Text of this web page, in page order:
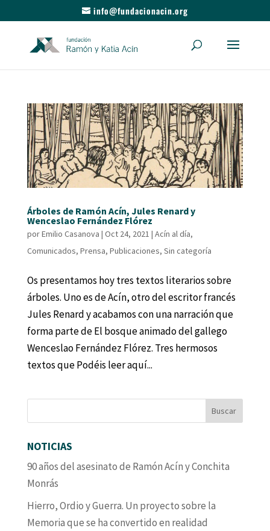
info@fundacionacin.org
Árboles de Ramón Acín, Jules Renard y
Wenceslao Fernández Flórez
porEmilio Casanova | Oct 24, 2021 | Acín al día,
Comunicados, Prensa, Publicaciones, Sin categoría
Os presentamos hoy tres textos literarios sobre
árboles. Uno es de Acín, otro del escritor francés
Jules Renard y acabamos con una narración que
forma parte de El bosque animado del gallego
Wenceslao Fernández Flórez. Tres hermosos
textos que Podéis leer aquí...
NOTICIAS
90 años del asesinato de Ramón Acín y Conchita
Monrás
Hierro, Ordio y Guerra. Un proyecto sobre la
Memoria que se ha convertido en realidad